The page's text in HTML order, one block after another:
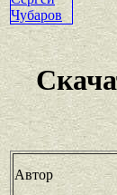
Автор